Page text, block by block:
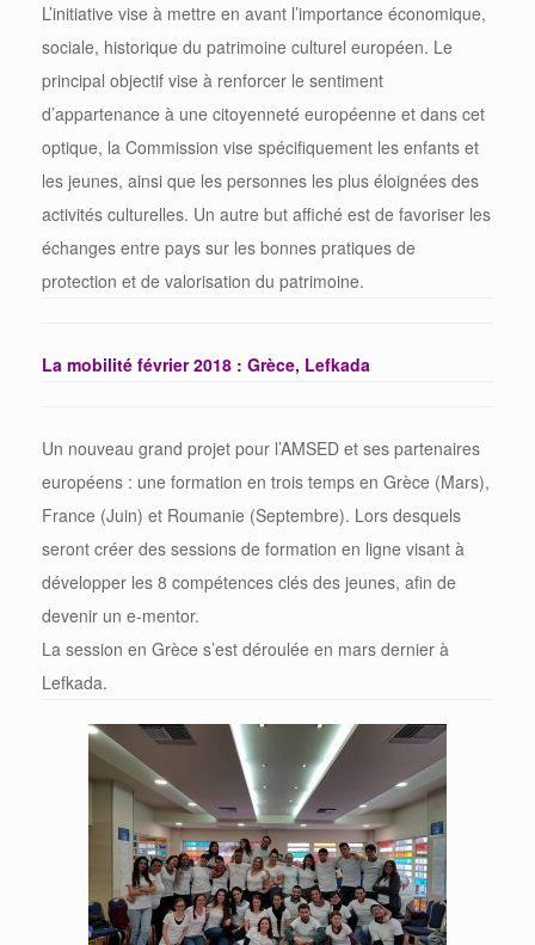
L’initiative vise à mettre en avant l’importance économique,
sociale, historique du patrimoine culturel européen. Le
principal objectif vise à renforcer le sentiment
d’appartenance à une citoyenneté européenne et dans cet
optique, la Commission vise spécifiquement les enfants et
les jeunes, ainsi que les personnes les plus éloignées des
activités culturelles. Un autre but affiché est de favoriser les
échanges entre pays sur les bonnes pratiques de
protection et de valorisation du patrimoine.
La mobilité février 2018 : Grèce, Lefkada
Un nouveau grand projet pour l’AMSED et ses partenaires
européens : une formation en trois temps en Grèce (Mars),
France (Juin) et Roumanie (Septembre). Lors desquels
seront créer des sessions de formation en ligne visant à
développer les 8 compétences clés des jeunes, afin de
devenir un e-mentor.
La session en Grèce s’est déroulée en mars dernier à
Lefkada.